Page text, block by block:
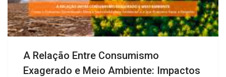
A Relação Entre Consumismo
Exagerado e Meio Ambiente: Impactos